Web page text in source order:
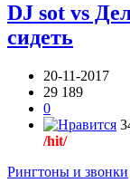
DJ sot vs
сидеть
20-11-2017
29 189
0
/hit/
Рингтоны и звонки